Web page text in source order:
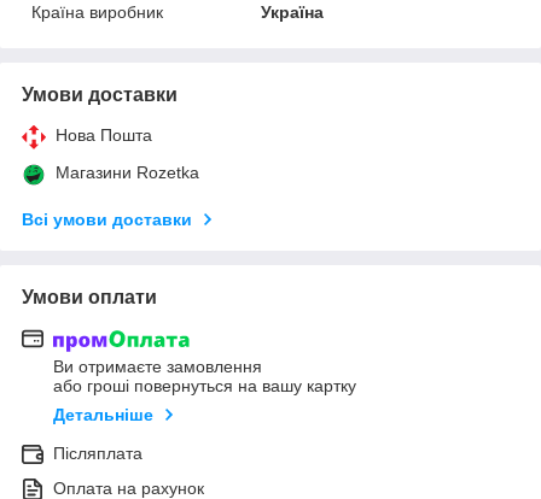
Країна виробник
Україна
Умови доставки
Нова Пошта
Магазини Rozetka
Всі умови доставки
Умови оплати
Ви отримаєте замовлення
або гроші повернуться на вашу картку
Детальніше
Післяплата
Оплата на рахунок